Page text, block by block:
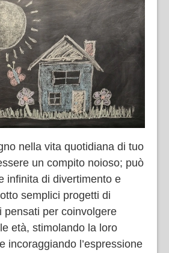
nella vita quotidiana di tuo
un compito noioso; può
infinita di divertimento e
semplici progetti di
pensati per coinvolgere
età, stimolando la loro
incoraggiando l’espressione